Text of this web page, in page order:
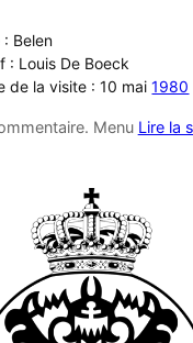
: Belen
: Louis De Boeck
de la visite : 10 mai1980
Menu Lire la